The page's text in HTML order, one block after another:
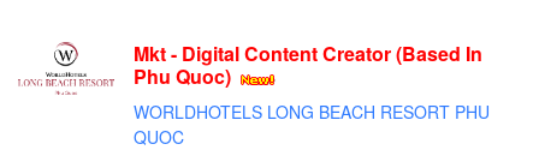
Mkt - Digital Content Creator (Based In
Phu Quoc)
WORLDHOTELS LONG BEACH RESORT PHU
QUOC